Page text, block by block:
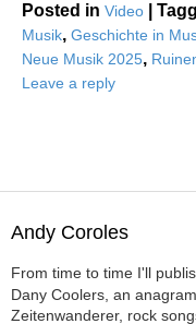
Posted in Video
Musik, Geschichte in
Neue Musik 2025,
Leave a reply
Andy Coroles
From time to time I'll
Dany Coolers, an
Zeitenwanderer, rock